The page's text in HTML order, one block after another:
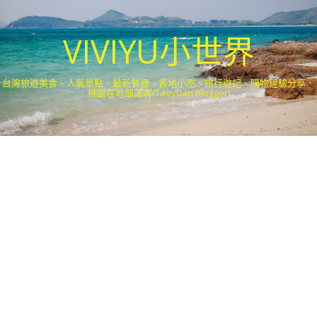
VIVIYU小世界
台灣旅遊美食、人氣景點、最新餐廳、各地小吃、旅行遊記、購物經驗分享．
桃園在地部落客(Taoyuan Blogger)